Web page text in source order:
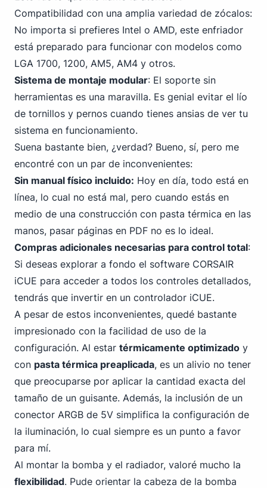
Compatibilidad con una amplia variedad de zócalos:
No importa si prefieres Intel o AMD, este enfriador
está preparado para funcionar con modelos como
LGA 1700, 1200, AM5, AM4 y otros.
Sistema de montaje modular: El soporte sin
herramientas es una maravilla. Es genial evitar el lío
de tornillos y pernos cuando tienes ansias de ver tu
sistema en funcionamiento.
Suena bastante bien, ¿verdad? Bueno, sí, pero me
encontré con un par de inconvenientes:
Sin manual físico incluido: Hoy en día, todo está en
línea, lo cual no está mal, pero cuando estás en
medio de una construcción con pasta térmica en las
manos, pasar páginas en PDF no es lo ideal.
Compras adicionales necesarias para control total:
Si deseas explorar a fondo el software CORSAIR
iCUE para acceder a todos los controles detallados,
tendrás que invertir en un controlador iCUE.
A pesar de estos inconvenientes, quedé bastante
impresionado con la facilidad de uso de la
configuración. Al estar térmicamente optimizado y
con pasta térmica preaplicada, es un alivio no tener
que preocuparse por aplicar la cantidad exacta del
tamaño de un guisante. Además, la inclusión de un
conector ARGB de 5V simplifica la configuración de
la iluminación, lo cual siempre es un punto a favor
para mí.
Al montar la bomba y el radiador, valoré mucho la
flexibilidad. Pude orientar la cabeza de la bomba